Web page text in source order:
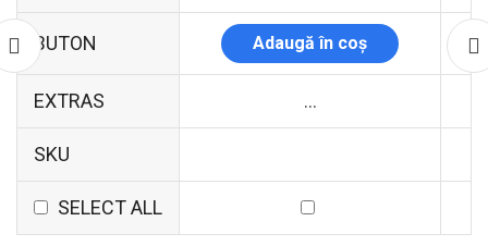
BUTON Adaugă în coș
EXTRAS ...
SKU
SELECT ALL